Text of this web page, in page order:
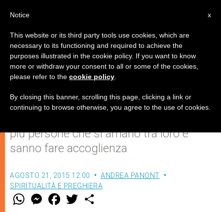
Casa Benvenuto
Come ravvivare una dimora vuota e
più persone che si amano tra loro e
sanno fare accoglienza
AGOSTO 21, 2015 12:00
ANDREA PANONT
SPIRITUALITÀ E PREGHIERA
W M
e
F
a w
x
Notice
This website or its third party tools use cookies, which are
necessary to its functioning and required to achieve the
purposes illustrated in the cookie policy. If you want to know
more or withdraw your consent to all or some of the cookies,
please refer to the cookie policy
By closing this banner, scrolling this page, clicking a link or
continuing to browse otherwise, you agree to the use of cookies.